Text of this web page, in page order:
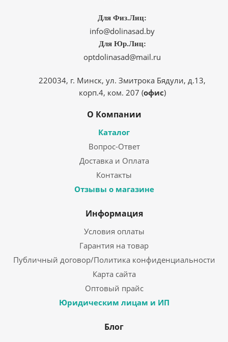
Для Физ.Лиц:
info@dolinasad.by
Для Юр.Лиц:
optdolinasad@mail.ru
220034, г. Минск, ул. Змитрока Бядули, д.13,
корп.4, ком. 207 (офис)
О Компании
Каталог
Вопрос-Ответ
Доставка и Оплата
Контакты
Отзывы о магазине
Информация
Условия оплаты
Гарантия на товар
Публичный договор/Политика конфиденциальности
Карта сайта
Оптовый прайс
Юридическим лицам и ИП
Блог